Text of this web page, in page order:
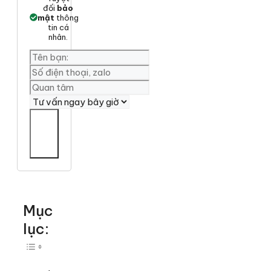
đối bảo
mật thông
tin cá
nhân.
Mục
lục: